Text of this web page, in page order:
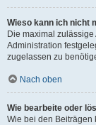
Wieso kann ich nicht
Die maximal
Administration
zugelassen zu
Nach oben
Wie bearbeite oder
Wie bei den Beiträgen